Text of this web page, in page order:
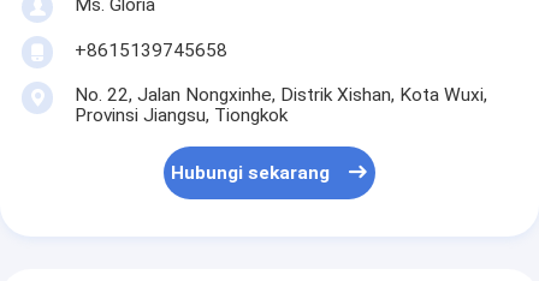
Ms. Gloria
+8615139745658
No. 22, Jalan Nongxinhe, Distrik Xishan, Kota Wuxi,
Provinsi Jiangsu, Tiongkok
Hubungi sekarang